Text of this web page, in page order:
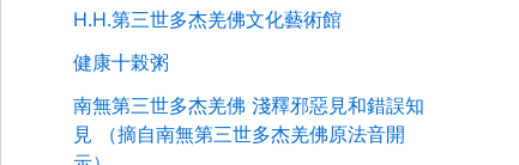
H.H.第三世多杰羌佛文化藝術館
健康十榖粥
南無第三世多杰羌佛 淺釋邪惡見和錯誤知
見 （摘自南無第三世多杰羌佛原法音開